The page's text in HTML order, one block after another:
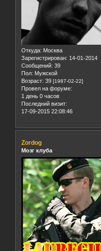
Откуда: Москва
Зарегистрирован: 14-01-2014
Сообщений: 39
Пол: Мужской
Возраст: 39 [1987-02-22]
Провел на форуме:
1 день 0 часов
Последний визит:
17-09-2015 22:08:46
Zordog
Мозг клуба